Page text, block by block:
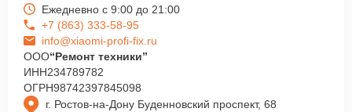
г. Ростов-на-Дону Буденновский проспект, 68
Ежедневно с 9:00 до 21:00
+7 (863) 333-58-95
info@xiaomi-profi-fix.ru
ООО“Ремонт техники”
ИНН234789782
ОГРН98742397845098